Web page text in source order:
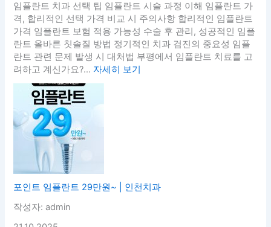
임플란트 치과 선택 팁 임플란트 시술 과정 이해 임플란트 가
격, 합리적인 선택 가격 비교 시 주의사항 합리적인 임플란트
가격 임플란트 보험 적용 가능성 수술 후 관리, 성공적인 임플
란트 올바른 칫솔질 방법 정기적인 치과 검진의 중요성 임플
란트 관련 문제 발생 시 대처법 부평에서 임플란트 치료를 고
려하고 계신가요?... 자세히 보기
포인트 임플란트 29만원~ | 인천치과
작성자: admin